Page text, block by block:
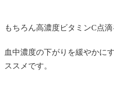
もちろん高濃度ビタミンC点滴
血中濃度の下がりを緩やかに
ススメです。